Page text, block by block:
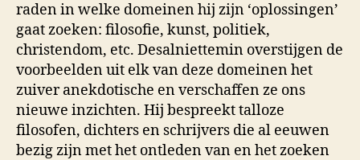
raden in welke domeinen hij zijn ‘oplossingen’
gaat zoeken: filosofie, kunst, politiek,
christendom, etc. Desalniettemin overstijgen de
voorbeelden uit elk van deze domeinen het
zuiver anekdotische en verschaffen ze ons
nieuwe inzichten. Hij bespreekt talloze
filosofen, dichters en schrijvers die al eeuwen
bezig zijn met het ontleden van en het zoeken